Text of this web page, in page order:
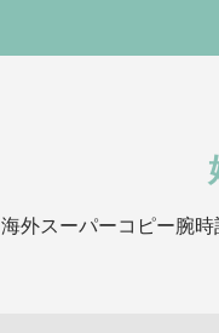
海外スーパーコピー腕